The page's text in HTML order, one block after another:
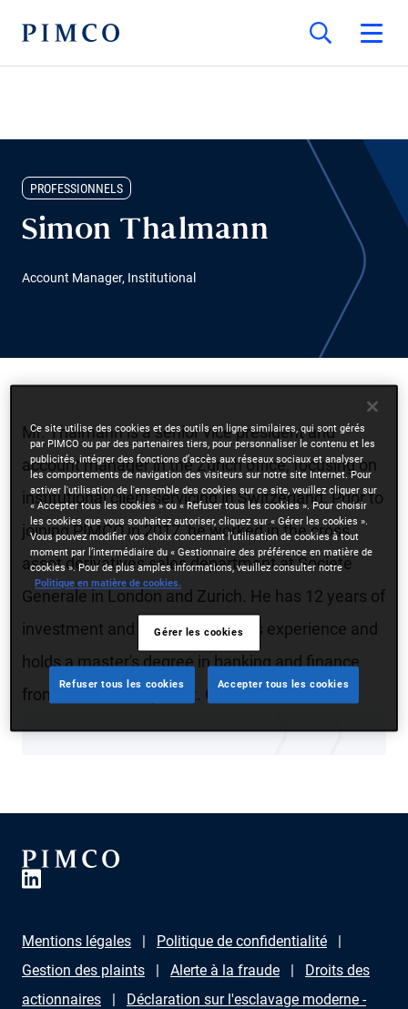
PROFESSIONNELS
Simon Thalmann
Account Manager, Institutional
Mr. Thalmann is a senior vice president and
account manager in the Zurich office, focusing on
institutional client servicing in Switzerland. Prior to
joining PIMCO in 2017, he worked in the cross
asset derivatives sales department at Societe
Generale in London and Zurich. He has 12 years of
investment and financial services experience and
holds a master's degree in banking and finance
from the University of St. Gallen, Switzerland.
Mentions légales
Politique de confidentialité
Gestion des plaints
Alerte à la fraude
Droits des
actionnaires
Déclaration sur l'esclavage moderne -
Ce site utilise des cookies et des outils en ligne similaires, qui sont gérés
par PIMCO ou par des partenaires tiers, pour personnaliser le contenu et les
publicités, intégrer des fonctions d’accès aux réseaux sociaux et analyser
les comportements de navigation des visiteurs sur notre site Internet. Pour
activer l'utilisation de l'ensemble des cookies sur ce site, veuillez cliquer sur
« Accepter tous les cookies » ou « Refuser tous les cookies ». Pour choisir
les cookies que vous souhaitez autoriser, cliquez sur « Gérer les cookies ».
Vous pouvez modifier vos choix concernant l’utilisation de cookies à tout
moment par l’intermédiaire du « Gestionnaire des préférence en matière de
cookies ». Pour de plus amples informations, veuillez consulter notre
Politique en matière de cookies.
Gérer les cookies
Refuser tous les cookies Accepter tous les cookies